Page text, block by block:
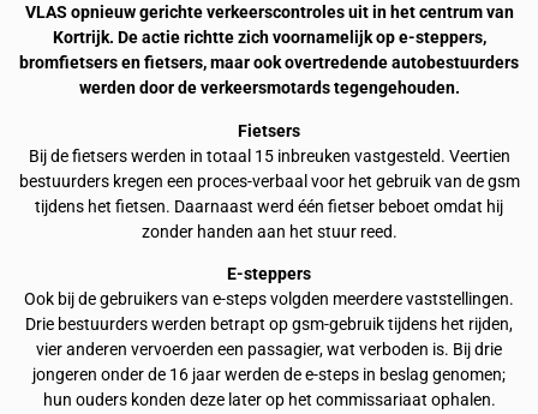
VLAS opnieuw gerichte verkeerscontroles uit in het centrum van
Kortrijk. De actie richtte zich voornamelijk op e-steppers,
bromfietsers en fietsers, maar ook overtredende autobestuurders
werden door de verkeersmotards tegengehouden.
Fietsers
Bij de fietsers werden in totaal 15 inbreuken vastgesteld. Veertien
bestuurders kregen een proces-verbaal voor het gebruik van de gsm
tijdens het fietsen. Daarnaast werd één fietser beboet omdat hij
zonder handen aan het stuur reed.
E-steppers
Ook bij de gebruikers van e-steps volgden meerdere vaststellingen.
Drie bestuurders werden betrapt op gsm-gebruik tijdens het rijden,
vier anderen vervoerden een passagier, wat verboden is. Bij drie
jongeren onder de 16 jaar werden de e-steps in beslag genomen;
hun ouders konden deze later op het commissariaat ophalen.